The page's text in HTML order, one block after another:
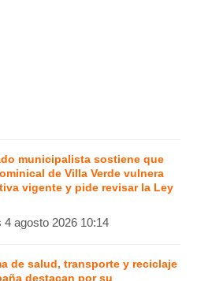
municipalista sostiene que
de Villa Verde vulnera
vigente y pide revisar la Ley
4 agosto 2026 10:14
de salud, transporte y reciclaje
destacan por su